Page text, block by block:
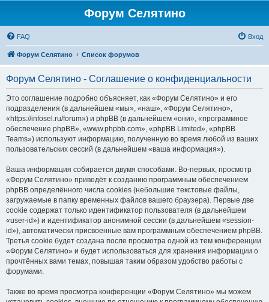
Форум Селятино
FAQ Вход
Форум Селятино Список форумов
Форум Селятино - Соглашение о конфиденциальности
Это соглашение подробно объясняет, как «Форум Селятино» и его
подразделения (в дальнейшем «мы», «наш», «Форум Селятино»,
«https://infosel.ru/forum») и phpBB (в дальнейшем «они», «программное
обеспечение phpBB», «www.phpbb.com», «phpBB Limited», «phpBB
Teams») используют информацию, полученную во время любой из ваших
пользовательских сессий (в дальнейшем «ваша информация»).
Ваша информация собирается двумя способами. Во-первых, просмотр
«Форум Селятино» приведёт к созданию программным обеспечением
phpBB определённого числа cookies (небольшие текстовые файлы,
загружаемые в папку временных файлов вашего браузера). Первые две
cookie содержат только идентификатор пользователя (в дальнейшем
«user-id») и идентификатор анонимной сессии (в дальнейшем «session-
id»), автоматически присвоенные вам программным обеспечением phpBB.
Третья cookie будет создана после просмотра одной из тем конференции
«Форум Селятино» и будет использоваться для хранения информации о
прочтённых вами темах, повышая таким образом удобство работы с
форумами.
Также во время просмотра конференции «Форум Селятино» мы можем